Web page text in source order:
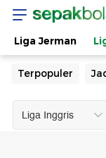
Liga Jerman
Terpopuler